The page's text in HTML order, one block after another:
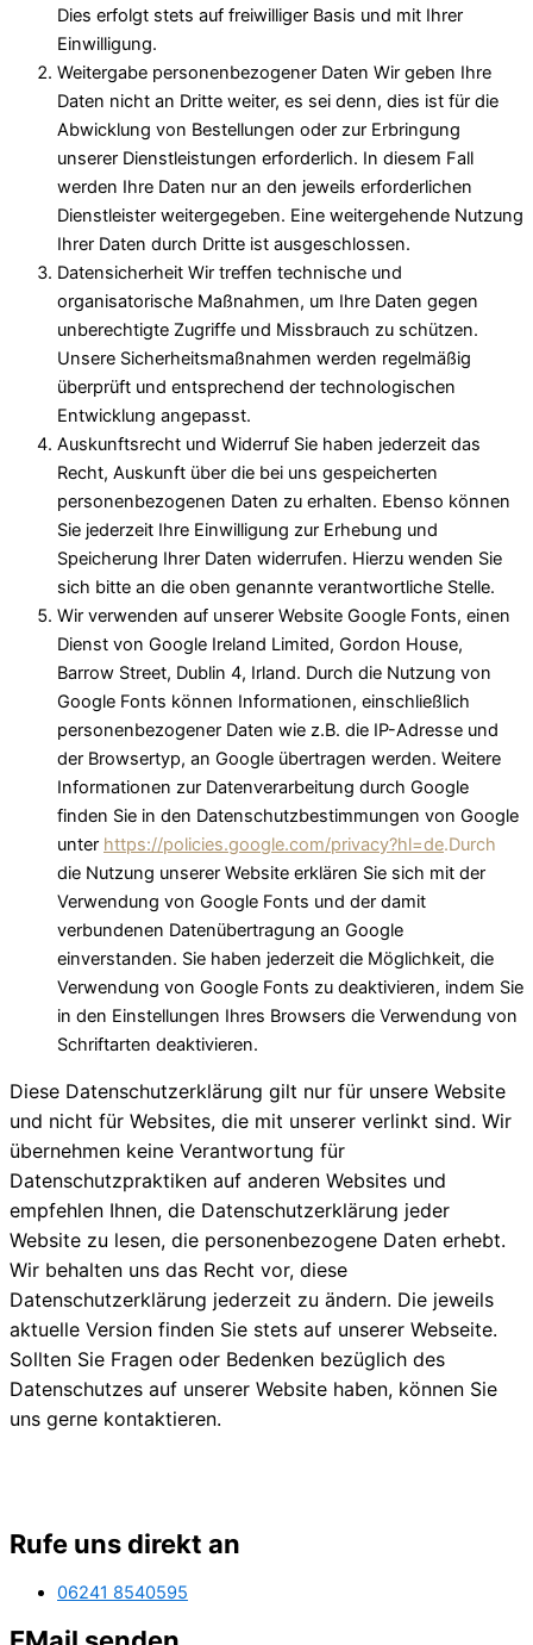
Dies erfolgt stets auf freiwilliger Basis und mit Ihrer
Einwilligung.
Weitergabe personenbezogener Daten Wir geben Ihre
Daten nicht an Dritte weiter, es sei denn, dies ist für die
Abwicklung von Bestellungen oder zur Erbringung
unserer Dienstleistungen erforderlich. In diesem Fall
werden Ihre Daten nur an den jeweils erforderlichen
Dienstleister weitergegeben. Eine weitergehende Nutzung
Ihrer Daten durch Dritte ist ausgeschlossen.
Datensicherheit Wir treffen technische und
organisatorische Maßnahmen, um Ihre Daten gegen
unberechtigte Zugriffe und Missbrauch zu schützen.
Unsere Sicherheitsmaßnahmen werden regelmäßig
überprüft und entsprechend der technologischen
Entwicklung angepasst.
Auskunftsrecht und Widerruf Sie haben jederzeit das
Recht, Auskunft über die bei uns gespeicherten
personenbezogenen Daten zu erhalten. Ebenso können
Sie jederzeit Ihre Einwilligung zur Erhebung und
Speicherung Ihrer Daten widerrufen. Hierzu wenden Sie
sich bitte an die oben genannte verantwortliche Stelle.
Wir verwenden auf unserer Website Google Fonts, einen
Dienst von Google Ireland Limited, Gordon House,
Barrow Street, Dublin 4, Irland. Durch die Nutzung von
Google Fonts können Informationen, einschließlich
personenbezogener Daten wie z.B. die IP-Adresse und
der Browsertyp, an Google übertragen werden. Weitere
Informationen zur Datenverarbeitung durch Google
finden Sie in den Datenschutzbestimmungen von Google
unter https://policies.google.com/privacy?hl=de.Durch
die Nutzung unserer Website erklären Sie sich mit der
Verwendung von Google Fonts und der damit
verbundenen Datenübertragung an Google
einverstanden. Sie haben jederzeit die Möglichkeit, die
Verwendung von Google Fonts zu deaktivieren, indem Sie
in den Einstellungen Ihres Browsers die Verwendung von
Schriftarten deaktivieren.
Diese Datenschutzerklärung gilt nur für unsere Website
und nicht für Websites, die mit unserer verlinkt sind. Wir
übernehmen keine Verantwortung für
Datenschutzpraktiken auf anderen Websites und
empfehlen Ihnen, die Datenschutzerklärung jeder
Website zu lesen, die personenbezogene Daten erhebt.
Wir behalten uns das Recht vor, diese
Datenschutzerklärung jederzeit zu ändern. Die jeweils
aktuelle Version finden Sie stets auf unserer Webseite.
Sollten Sie Fragen oder Bedenken bezüglich des
Datenschutzes auf unserer Website haben, können Sie
uns gerne kontaktieren.
Rufe uns direkt an
06241 8540595